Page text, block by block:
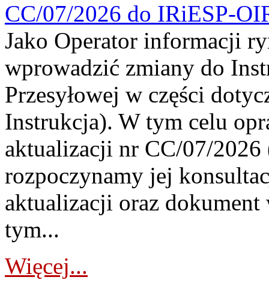
CC/07/2026 do IRiESP-
Jako Operator informacji
wprowadzić zmiany do
Przesyłowej w części
Instrukcja). W tym celu
aktualizacji nr CC/07/
rozpoczynamy jej
aktualizacji oraz
tym...
Więcej...